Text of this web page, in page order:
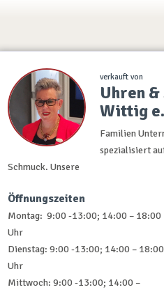
verkauft von
Uhren
Wittig
Familien
spezialisiert
Schmuck. Unsere
Öffnungszeiten
Montag: 9:00 -13:00; 14:00 – 18:00
Uhr
Dienstag: 9:00 -13:00; 14:00 – 18:00
Uhr
Mittwoch: 9:00 -13:00; 14:00 –